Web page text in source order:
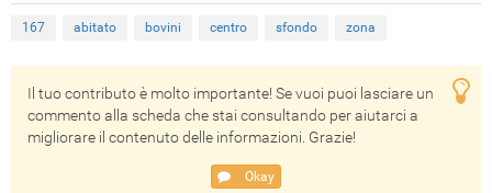
167 abitato bovini centro sfondo zona
Il tuo contributo è molto importante! Se vuoi puoi lasciare un
commento alla scheda che stai consultando per aiutarci a
migliorare il contenuto delle informazioni. Grazie!
Okay